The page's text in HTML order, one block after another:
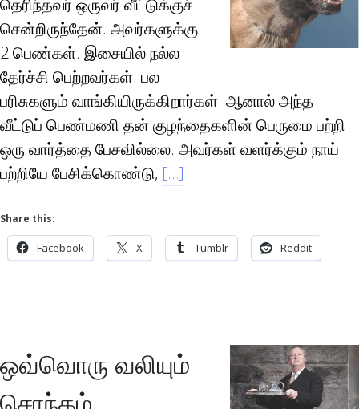
தெரிந்தவர் ஒருவர் வீட்டுக்குச்
சென்றிருந்தேன். அவர்களுக்கு
2 பெண்கள். இசையில் நல்ல
தேர்ச்சி பெற்றவர்கள். பல
பரிசுகளும் வாங்கியிருக்கிறார்கள். ஆனால் அந்த
வீட்டுப் பெண்மணி தன் குழந்தைகளின் பெருமை பற்றி
ஒரு வார்த்தை பேசவில்லை. அவர்கள் வளர்க்கும் நாய்
பற்றியே பேசிக்கொண்டு, […]
Share this:
Facebook X Tumblr Reddit
ஒவ்வொரு வலியும்